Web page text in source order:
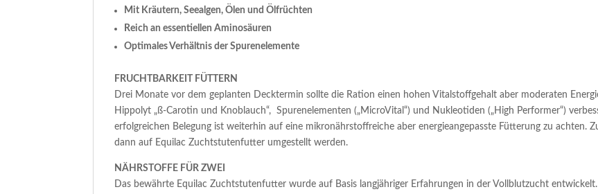
Mit Kräutern, Seealgen, Ölen und Ölfrüchten
Reich an essentiellen Aminosäuren
Optimales Verhältnis der Spurenelemente
FRUCHTBARKEIT FÜTTERN
Drei Monate vor dem geplanten Decktermin sollte die Ration einen hohen Vitalstoffgehalt aber moderaten
Hippolyt „ß-Carotin und Knoblauch“, Spurenelementen („MicroVital“) und Nukleotiden („High Performer“)
erfolgreichen Belegung ist weiterhin auf eine mikronährstoffreiche aber energieangepasste Fütterung zu achten.
dann auf Equilac Zuchtstutenfutter umgestellt werden.
NÄHRSTOFFE FÜR ZWEI
Das bewährte Equilac Zuchtstutenfutter wurde auf Basis langjähriger Erfahrungen in der Vollblutzucht